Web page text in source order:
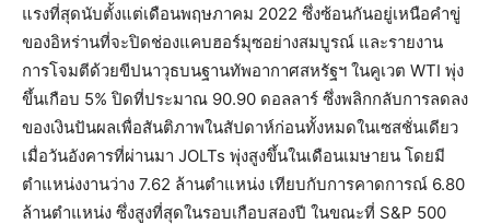
แรงที่สุดนับตั้งแต่เดือนพฤษภาคม 2022 ซึ่งซ้อนกันอยู่เหนือคำขู่
ของอิหร่านที่จะปิดช่องแคบฮอร์มุซอย่างสมบูรณ์ และรายงาน
การโจมตีด้วยขีปนาวุธบนฐานทัพอากาศสหรัฐฯ ในคูเวต WTI พุ่ง
ขึ้นเกือบ 5% ปิดที่ประมาณ 90.90 ดอลลาร์ ซึ่งพลิกกลับการลดลง
ของเงินปันผลเพื่อสันติภาพในสัปดาห์ก่อนทั้งหมดในเซสชั่นเดียว
เมื่อวันอังคารที่ผ่านมา JOLTs พุ่งสูงขึ้นในเดือนเมษายน โดยมี
ตำแหน่งงานว่าง 7.62 ล้านตำแหน่ง เทียบกับการคาดการณ์ 6.80
ล้านตำแหน่ง ซึ่งสูงที่สุดในรอบเกือบสองปี ในขณะที่ S&P 500